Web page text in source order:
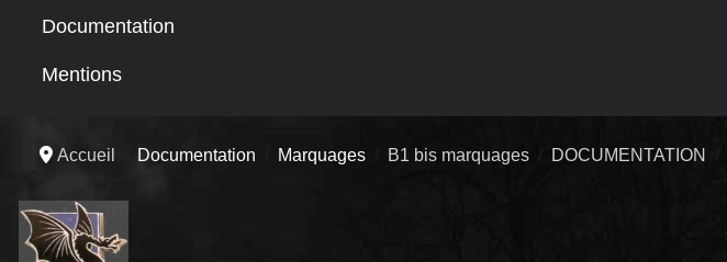
Documentation
Mentions
Accueil Documentation Marquages B1 bis marquages DOCUMENTATION